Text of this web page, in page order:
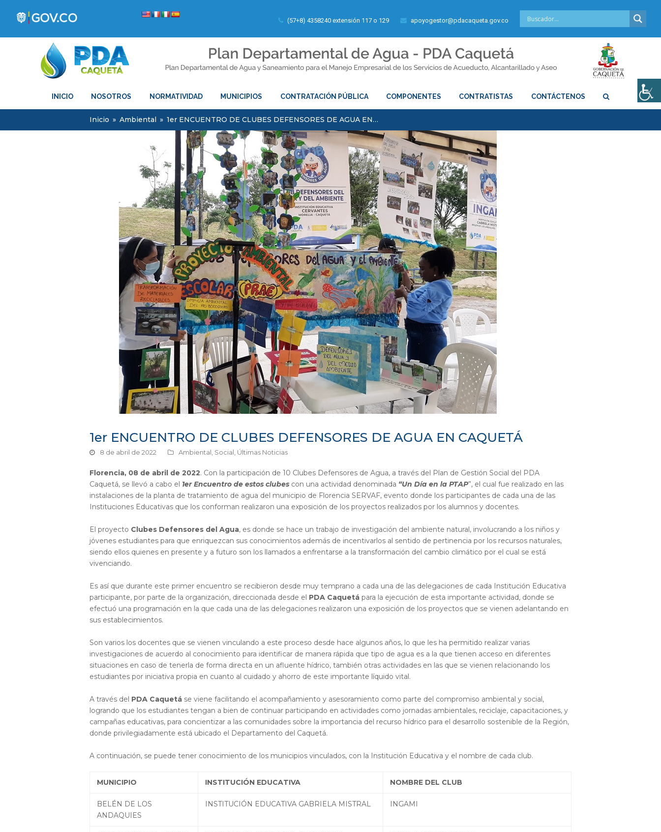
(57+8) 4358240 extensión 117 o 129 apoyogestor@pdacaqueta.gov.co
INICIO NOSOTROS NORMATIVIDAD MUNICIPIOS CONTRATACIÓN PÚBLICA COMPONENTES CONTRATISTAS CONTÁCTENOS
Inicio » Ambiental » 1er ENCUENTRO DE CLUBES DEFENSORES DE AGUA EN…
1er ENCUENTRO DE CLUBES DEFENSORES DE AGUA EN CAQUETÁ
8 de abril de 2022 Ambiental Social Últimas Noticias
Florencia, 08 de abril de 2022. Con la participación de 10 Clubes Defensores de Agua, a través del Plan de Gestión Social del PDA
Caquetá, se llevó a cabo el 1er Encuentro de estos clubes con una actividad denominada “Un Día en la PTAP”, el cual fue realizado en las
instalaciones de la planta de tratamiento de agua del municipio de Florencia SERVAF, evento donde los participantes de cada una de las
Instituciones Educativas que los conforman realizaron una exposición de los proyectos realizados por los alumnos y docentes.
El proyecto Clubes Defensores del Agua, es donde se hace un trabajo de investigación del ambiente natural, involucrando a los niños y
jóvenes estudiantes para que enriquezcan sus conocimientos además de incentivarlos al sentido de pertinencia por los recursos naturales,
siendo ellos quienes en presente y a futuro son los llamados a enfrentarse a la transformación del cambio climático por el cual se está
vivenciando.
Es así que durante este primer encuentro se recibieron desde muy temprano a cada una de las delegaciones de cada Institución Educativa
participante, por parte de la organización, direccionada desde el PDA Caquetá para la ejecución de esta importante actividad, donde se
efectuó una programación en la que cada una de las delegaciones realizaron una exposición de los proyectos que se vienen adelantando en
sus establecimientos.
Son varios los docentes que se vienen vinculando a este proceso desde hace algunos años, lo que les ha permitido realizar varias
investigaciones de acuerdo al conocimiento para identificar de manera rápida que tipo de agua es a la que tienen acceso en diferentes
situaciones en caso de tenerla de forma directa en un afluente hídrico, también otras actividades en las que se vienen relacionando los
estudiantes por iniciativa propia en cuanto al cuidado y ahorro de este importante líquido vital.
A través del PDA Caquetá se viene facilitando el acompañamiento y asesoramiento como parte del compromiso ambiental y social,
logrando que los estudiantes tengan a bien de continuar participando en actividades como jornadas ambientales, reciclaje, capacitaciones, y
campañas educativas, para concientizar a las comunidades sobre la importancia del recurso hídrico para el desarrollo sostenible de la Región,
donde privilegiadamente está ubicado el Departamento del Caquetá.
A continuación, se puede tener conocimiento de los municipios vinculados, con la Institución Educativa y el nombre de cada club.
MUNICIPIO INSTITUCIÓN EDUCATIVA NOMBRE DEL CLUB
BELÉN DE LOS
ANDAQUIES
INSTITUCIÓN EDUCATIVA GABRIELA MISTRAL INGAMI